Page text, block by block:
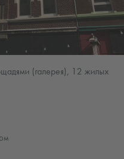
(галерея), 12 жилых